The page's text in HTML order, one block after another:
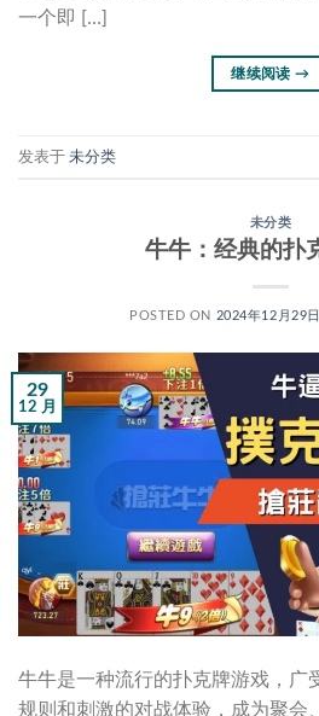
一个即 […]
继续阅读→
发表于 未分类
未分类
牛牛：经典的扑
POSTED ON 2024年12月29日
29
12 月
牛牛是一种流行的扑克牌游戏，广
规则和刺激的对战体验，成为聚会